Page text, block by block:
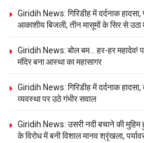
Giridih News: गिरिडीह में दर्दनाक
आकाशीय बिजली, तीन मासूमों के सिर से उठा
Giridih News: बोल बम… हर-हर महादेव!
मंदिर बना आस्था का महासागर
Giridih News: गिरिडीह में दर्दनाक
व्यवस्था पर उठे गंभीर सवाल
Giridih News: उसरी नदी बचाने की
के विरोध में बनी विशाल मानव श्रृंखला,